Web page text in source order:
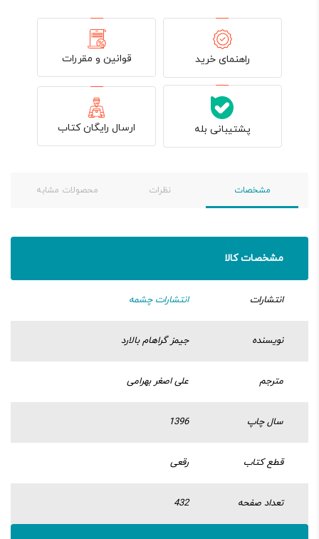
راهنمای خرید قوانین و مقررات
پشتیبانی بله ارسال رایگان کتاب
مشخصات نظرات محصولات مشابه
مشخصات کالا
انتشارات انتشارات چشمه
نویسنده جیمز گراهام بالارد
مترجم علی اصغر بهرامی
سال چاپ 1396
قطع کتاب رقعی
تعداد صفحه 432